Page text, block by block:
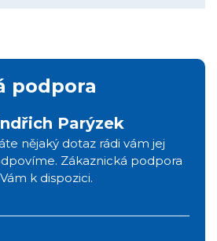
podpora
Parýzek
nějaký dotaz rádi vám jej
Zákaznická podpora
k dispozici.